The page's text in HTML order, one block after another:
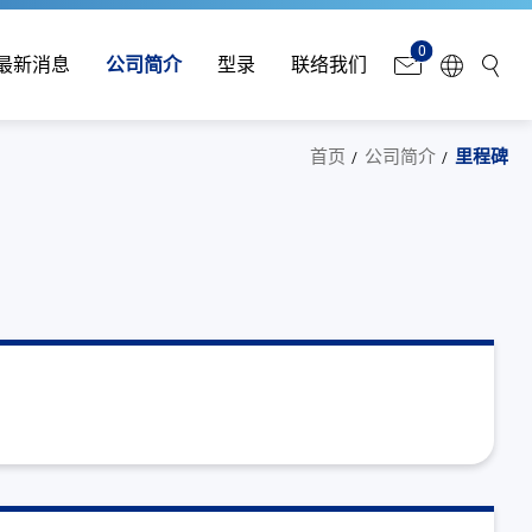
新消息 公司简介 型录 联络我们
0
首页 公司简介 里程碑